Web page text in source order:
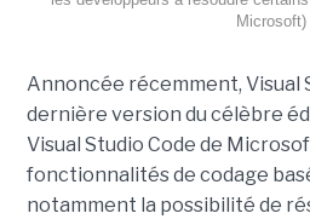
Microsoft)
Annoncée récemment, Visual
dernière version du célèbre
Visual Studio Code de
fonctionnalités de codage
notamment la possibilité de